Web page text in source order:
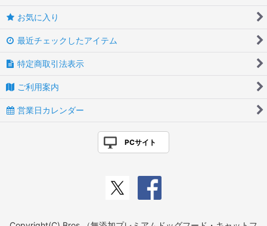
お気に入り
最近チェックしたアイテム
特定商取引法表示
ご利用案内
営業日カレンダー
PCサイト